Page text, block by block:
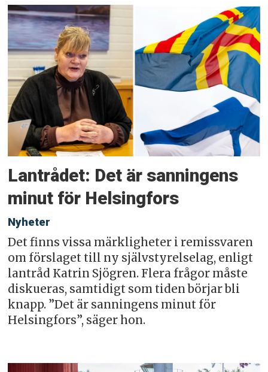
Lantrådet: Det är sanningens
minut för Helsingfors
Nyheter
Det finns vissa märkligheter i remissvaren
om förslaget till ny självstyrelselag, enligt
lantråd Katrin Sjögren. Flera frågor måste
diskueras, samtidigt som tiden börjar bli
knapp. ”Det är sanningens minut för
Helsingfors”, säger hon.